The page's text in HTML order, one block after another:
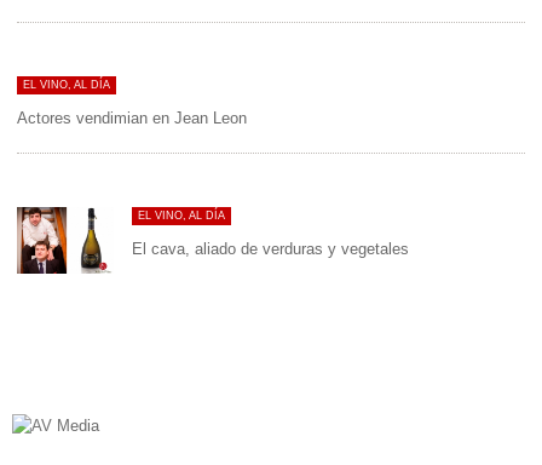
EL VINO, AL DÍA
Actores vendimian en Jean Leon
EL VINO, AL DÍA
El cava, aliado de verduras y vegetales